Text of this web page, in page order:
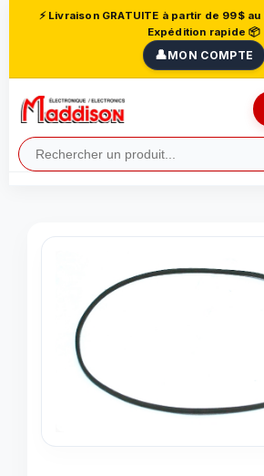
⚡ Livraison GRATUITE à partir de 99$
Expédition rapide 📦
👤MON COMPTE